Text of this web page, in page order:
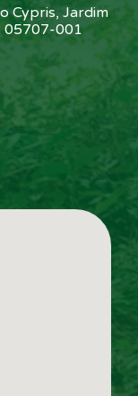
Cypris, Jardim
05707-001